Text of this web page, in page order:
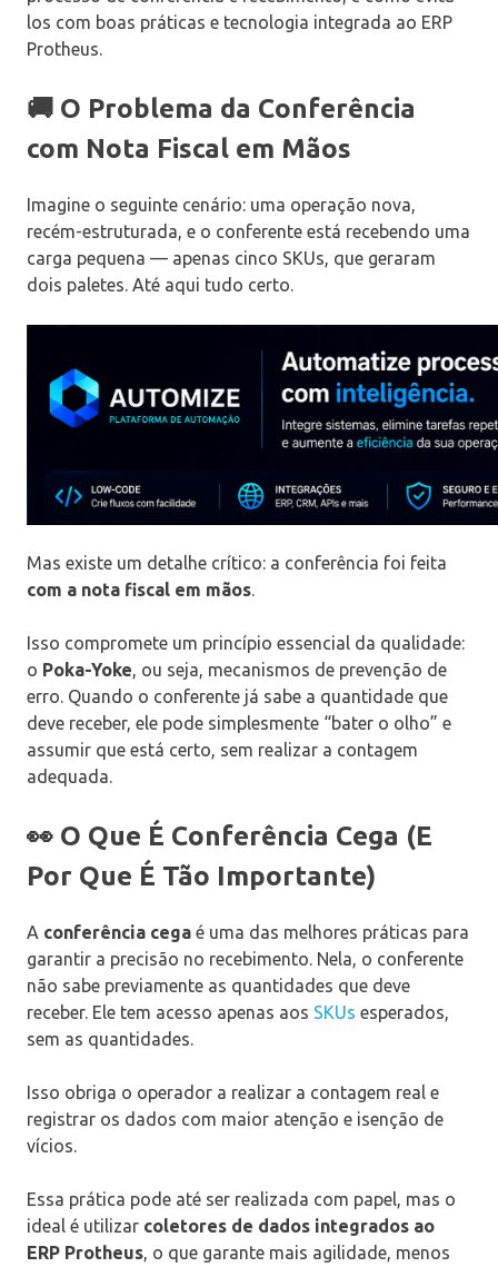
los com boas práticas e tecnologia integrada ao ERP
Protheus.
🚚 O Problema da Conferência
com Nota Fiscal em Mãos
Imagine o seguinte cenário: uma operação nova,
recém-estruturada, e o conferente está recebendo uma
carga pequena — apenas cinco SKUs, que geraram
dois paletes. Até aqui tudo certo.
Mas existe um detalhe crítico: a conferência foi feita
com a nota fiscal em mãos.
Isso compromete um princípio essencial da qualidade:
o Poka-Yoke, ou seja, mecanismos de prevenção de
erro. Quando o conferente já sabe a quantidade que
deve receber, ele pode simplesmente “bater o olho” e
assumir que está certo, sem realizar a contagem
adequada.
👀 O Que É Conferência Cega (E
Por Que É Tão Importante)
A conferência cega é uma das melhores práticas para
garantir a precisão no recebimento. Nela, o conferente
não sabe previamente as quantidades que deve
receber. Ele tem acesso apenas aos SKUs esperados,
sem as quantidades.
Isso obriga o operador a realizar a contagem real e
registrar os dados com maior atenção e isenção de
vícios.
Essa prática pode até ser realizada com papel, mas o
ideal é utilizar coletores de dados integrados ao
ERP Protheus, o que garante mais agilidade, menos